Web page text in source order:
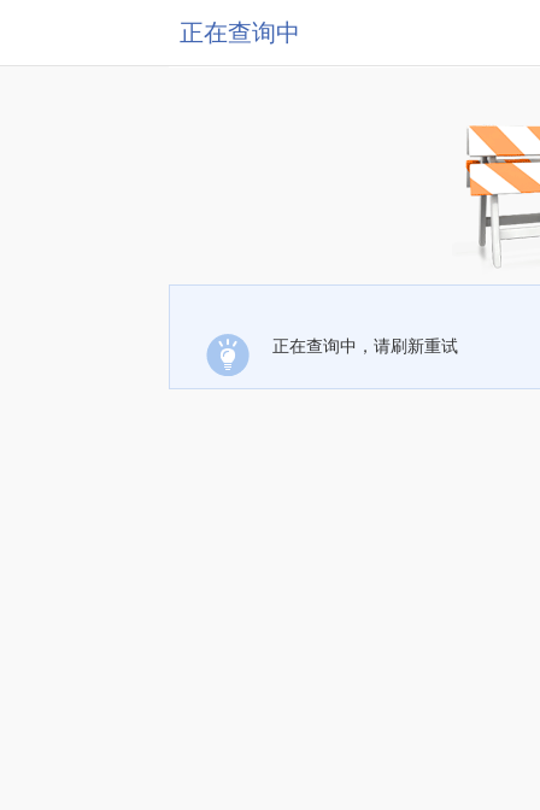
正在查询中
正在查询中，请刷新重试